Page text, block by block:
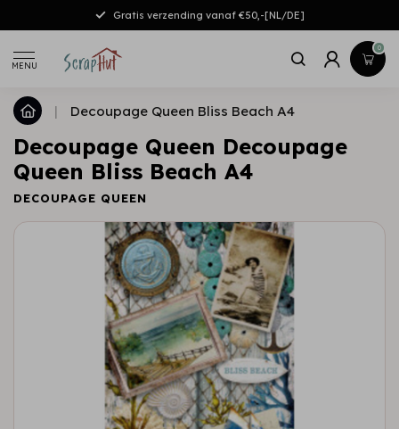
Gratis verzending vanaf €50,-[NL/DE]
MENU
0
| Decoupage Queen Bliss Beach A4
Decoupage Queen Decoupage
Queen Bliss Beach A4
DECOUPAGE QUEEN